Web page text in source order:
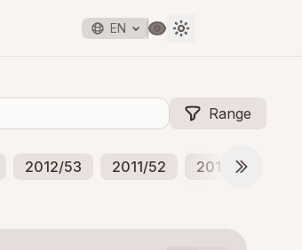
EN
Range
2012/53 2011/52 2011/51